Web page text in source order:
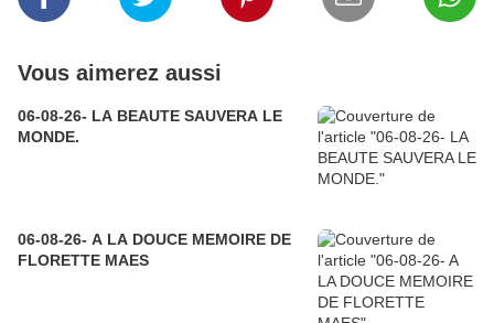
Vous aimerez aussi
06-08-26- LA BEAUTE SAUVERA LE
MONDE.
06-08-26- A LA DOUCE MEMOIRE DE
FLORETTE MAES